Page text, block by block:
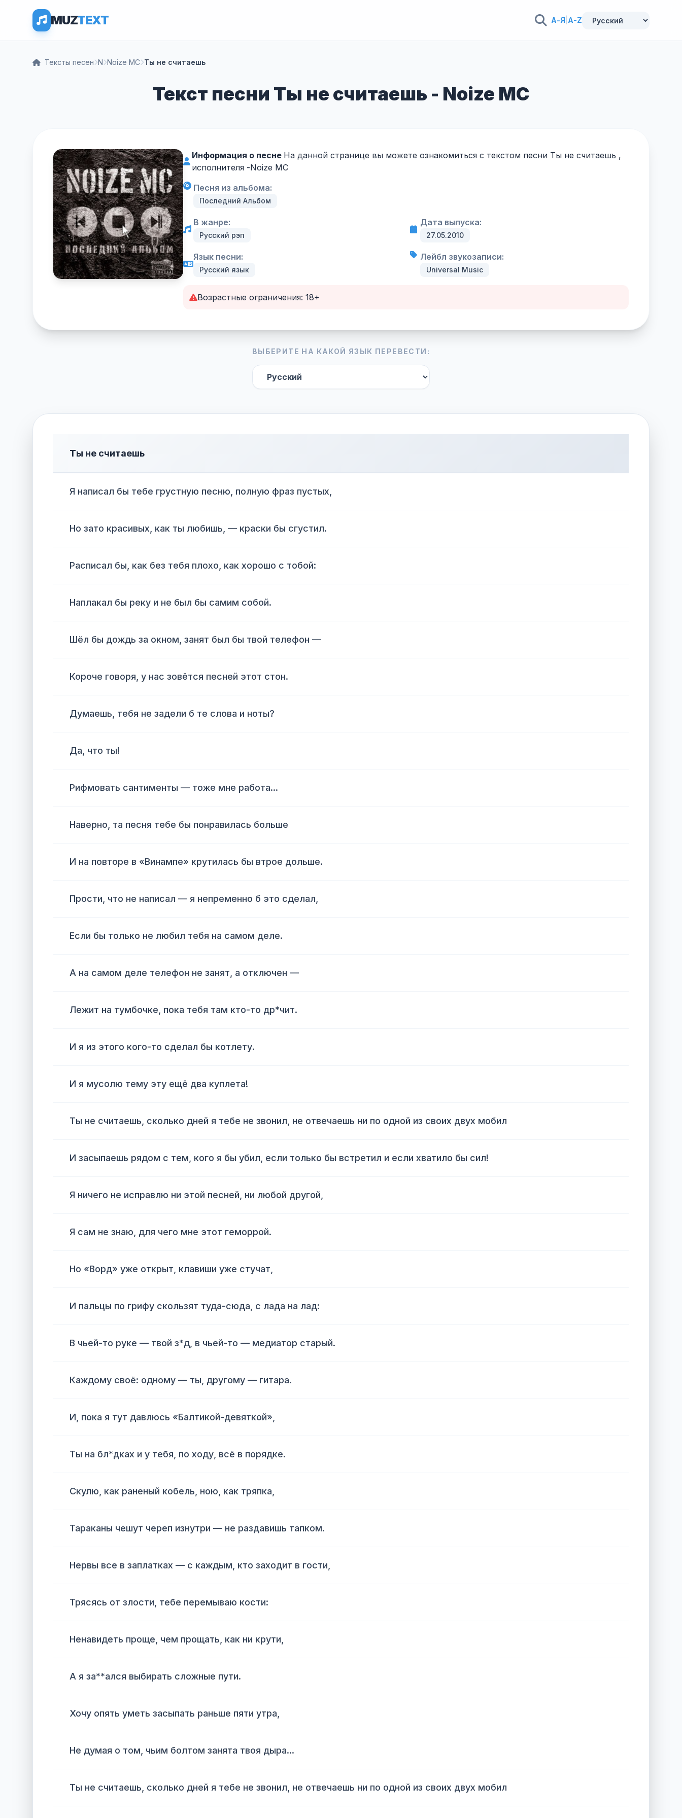
MUZTEXT А-Я A-Z
Тексты песен N Noize MC Ты не считаешь
Текст песни Ты не считаешь - Noize MC
Информация о песне На данной странице вы можете ознакомиться с текстом песни Ты не считаешь ,
исполнителя -Noize MC
Песня из альбома:
Последний Альбом
В жанре:
Русский рэп
Дата выпуска:
27.05.2010
Язык песни:
Русский язык
Лейбл звукозаписи:
Universal Music
Возрастные ограничения: 18+
ВЫБЕРИТЕ НА КАКОЙ ЯЗЫК ПЕРЕВЕСТИ:
Ты не считаешь
Я написал бы тебе грустную песню, полную фраз пустых,
Но зато красивых, как ты любишь, — краски бы сгустил.
Расписал бы, как без тебя плохо, как хорошо с тобой:
Наплакал бы реку и не был бы самим собой.
Шёл бы дождь за окном, занят был бы твой телефон —
Короче говоря, у нас зовётся песней этот стон.
Думаешь, тебя не задели б те слова и ноты?
Да, что ты!
Рифмовать сантименты — тоже мне работа...
Наверно, та песня тебе бы понравилась больше
И на повторе в «Винампе» крутилась бы втрое дольше.
Прости, что не написал — я непременно б это сделал,
Если бы только не любил тебя на самом деле.
А на самом деле телефон не занят, а отключен —
Лежит на тумбочке, пока тебя там кто-то др*чит.
И я из этого кого-то сделал бы котлету.
И я мусолю тему эту ещё два куплета!
Ты не считаешь, сколько дней я тебе не звонил, не отвечаешь ни по одной из своих двух мобил
И засыпаешь рядом с тем, кого я бы убил, если только бы встретил и если хватило бы сил!
Я ничего не исправлю ни этой песней, ни любой другой,
Я сам не знаю, для чего мне этот геморрой.
Но «Ворд» уже открыт, клавиши уже стучат,
И пальцы по грифу скользят туда-сюда, с лада на лад:
В чьей-то руке — твой з*д, в чьей-то — медиатор старый.
Каждому своё: одному — ты, другому — гитара.
И, пока я тут давлюсь «Балтикой-девяткой»,
Ты на бл*дках и у тебя, по ходу, всё в порядке.
Скулю, как раненый кобель, ною, как тряпка,
Тараканы чешут череп изнутри — не раздавишь тапком.
Нервы все в заплатках — с каждым, кто заходит в гости,
Трясясь от злости, тебе перемываю кости:
Ненавидеть проще, чем прощать, как ни крути,
А я за**ался выбирать сложные пути.
Хочу опять уметь засыпать раньше пяти утра,
Не думая о том, чьим болтом занята твоя дыра...
Ты не считаешь, сколько дней я тебе не звонил, не отвечаешь ни по одной из своих двух мобил